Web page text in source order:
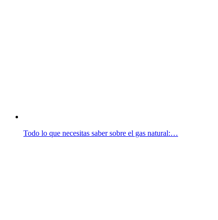
Todo lo que necesitas saber sobre el gas natural:…